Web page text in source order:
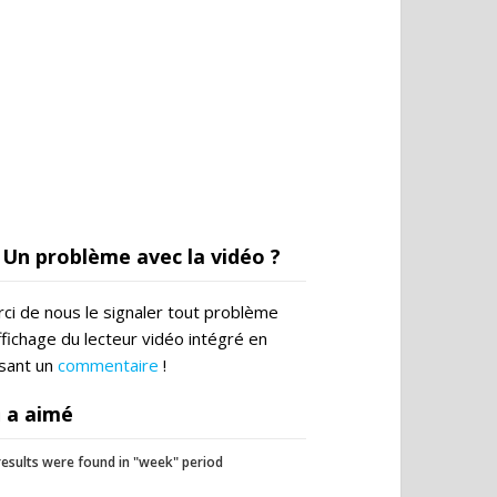
Un problème avec la vidéo ?
de nous le signaler tout problème
du lecteur vidéo intégré en
un commentaire !
a aimé
were found in "week" period